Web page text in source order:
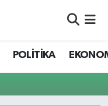
POLİTİKA